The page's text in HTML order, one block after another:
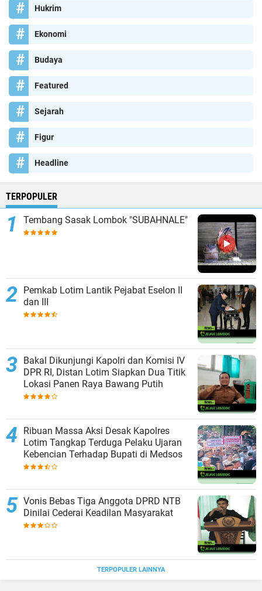
Hukrim
Ekonomi
Budaya
Featured
Sejarah
Figur
Headline
TERPOPULER
Tembang Sasak Lombok "SUBAHNALE"
Pemkab Lotim Lantik Pejabat Eselon II
dan III
Bakal Dikunjungi Kapolri dan Komisi IV
DPR RI, Distan Lotim Siapkan Dua Titik
Lokasi Panen Raya Bawang Putih
Ribuan Massa Aksi Desak Kapolres
Lotim Tangkap Terduga Pelaku Ujaran
Kebencian Terhadap Bupati di Medsos
Vonis Bebas Tiga Anggota DPRD NTB
Dinilai Cederai Keadilan Masyarakat
TERPOPULER LAINNYA